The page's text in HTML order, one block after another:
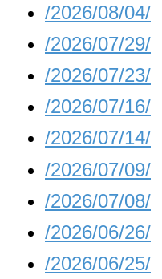
/2026/08/04/
/2026/07/29/
/2026/07/23/
/2026/07/16/
/2026/07/14/
/2026/07/09/
/2026/07/08/
/2026/06/26/
/2026/06/25/